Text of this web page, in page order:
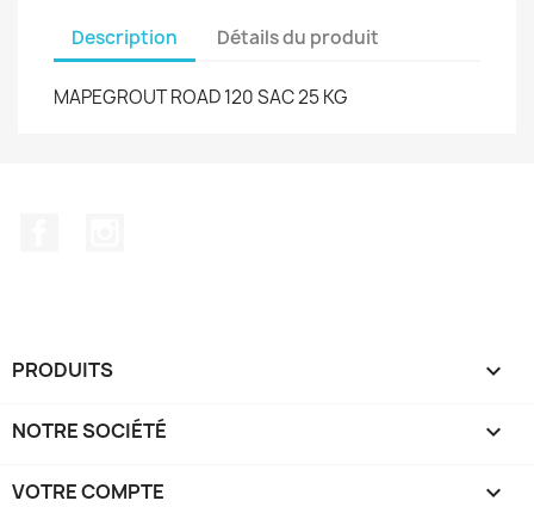
Description Détails du produit
MAPEGROUT ROAD 120 SAC 25 KG
PRODUITS 
NOTRE SOCIÉTÉ 
VOTRE COMPTE 